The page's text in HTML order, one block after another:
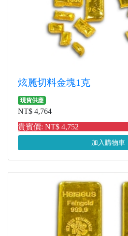
炫麗切料金塊1克
現貨供應
NT$ 4,764
貴賓價: NT$ 4,752
加入購物車